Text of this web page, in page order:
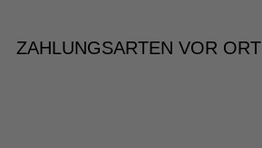
ZAHLUNGSARTEN VOR ORT